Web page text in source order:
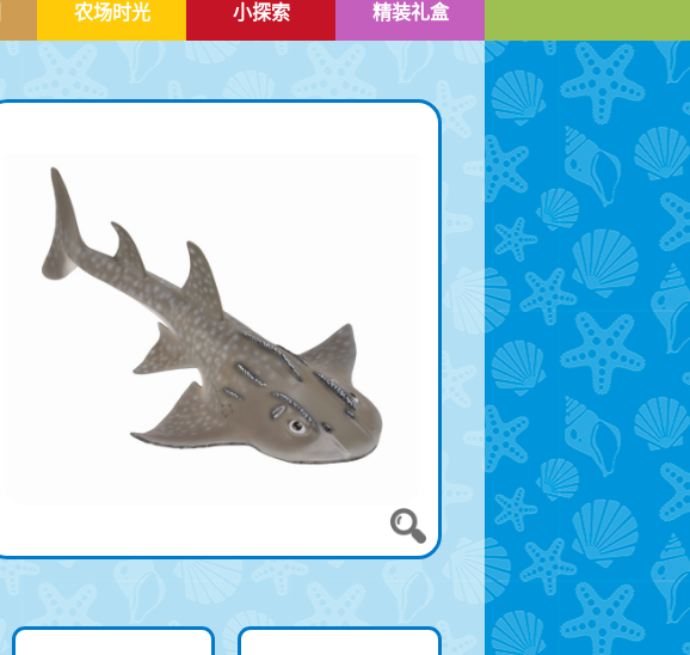
农场时光 小探索 精装礼盒